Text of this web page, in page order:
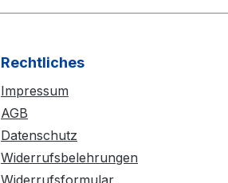
Rechtliches
Impressum
AGB
Datenschutz
Widerrufsbelehrungen
Widerrufsformular